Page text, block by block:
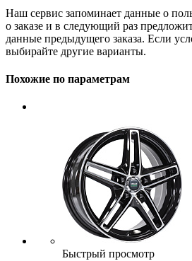
Наш сервис запоминает данные о
о заказе и в следующий раз
данные предыдущего заказа. Если
выбирайте другие варианты.
Похожие по параметрам
Быстрый просмотр